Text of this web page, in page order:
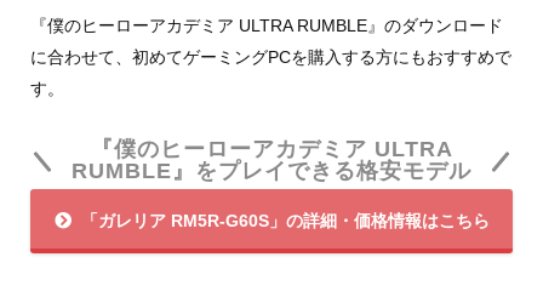
『僕のヒーローアカデミア ULTRA RUMBLE』のダウンロード
に合わせて、初めてゲーミングPCを購入する方にもおすすめで
す。
『僕のヒーローアカデミア ULTRA
RUMBLE』をプレイできる格安モデル
「ガレリア RM5R-G60S」の詳細・価格情報はこちら